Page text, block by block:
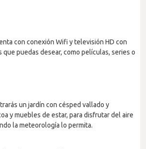
con conexión Wifi y televisión HD con
puedas desear, como películas, series o
un jardín con césped vallado y
y muebles de estar, para disfrutar del aire
la meteorología lo permita.